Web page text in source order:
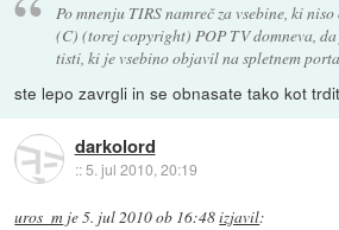
Po mnenju TIRS namreč za vsebine, ki niso
(C) (torej copyright) POP TV domneva,
tisti, ki je vsebino objavil na spletnem
ste lepo zavrgli in se obnasate tako kot
darkolord
::5. jul 2010, 20:19
uros_m je5. jul 2010 ob 16:48izjavil: